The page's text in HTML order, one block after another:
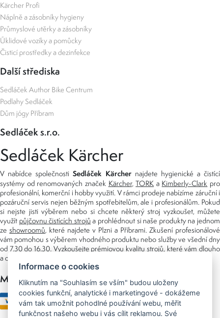
Kärcher Profi
Náplně a zásobníky hygieny
Průmyslové utěrky a zásobníky
Úklidové vozíky a pomůcky
Čisticí prostředky a dezinfekce
Další střediska
Sedláček Author Bike Centrum
Podlahy Sedláček
Dům jógy Příbram
Sedláček s.r.o.
Sedláček Kärcher
V nabídce společnostiSedláček Kärchernajdete hygienické a čistící
systémy od renomovaných značek Kärcher,TORK a Kimberly-Clark pro
profesionální, komerční i hobby využití. V rámci prodeje nabízíme záruční i
pozáruční servis nejen běžným spotřebitelům, ale i profesionálům. Pokud
si nejste jisti výběrem nebo si chcete některý stroj vyzkoušet, můžete
využít půjčovnu čistících strojů a prohlédnout si naše produkty na jednom
ze showroomů, které najdete v Plzni a Příbrami. Zkušení profesionálové
vám pomohou s výběrem vhodného produktu nebo služby ve všední dny
od 7.30 do 16.30. Vyzkoušejte prémiovou kvalitu strojů, které vám dlouho
a dobře poslouží nejen doma, ale i v zaměstnání.
Možnosti platby
Informace o cookies
Kliknutím na "Souhlasím se vším" budou uloženy
cookies funkční, analytické i marketingové - dokážeme
vám tak umožnit pohodlné používání webu, měřit
funkčnost našeho webu i vás cílit reklamou. Své